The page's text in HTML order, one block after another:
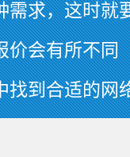
需求，这时就
价会有所不同
找到合适的网